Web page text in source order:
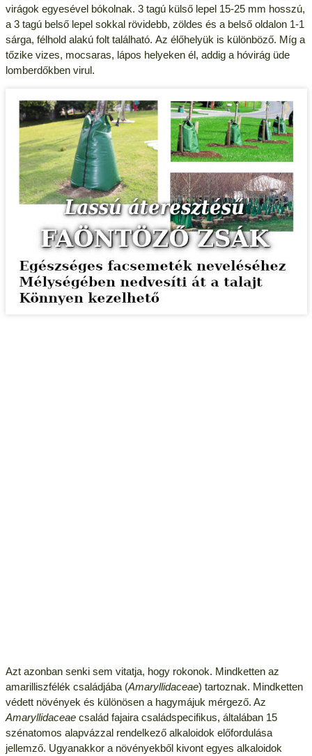
virágok egyesével bókolnak. 3 tagú külső lepel 15-25 mm hosszú,
a 3 tagú belső lepel sokkal rövidebb, zöldes és a belső oldalon 1-1
sárga, félhold alakú folt található. Az élőhelyük is különböző. Míg a
tőzike vizes, mocsaras, lápos helyeken él, addig a hóvirág üde
lomberdőkben virul.
Azt azonban senki sem vitatja, hogy rokonok. Mindketten az
amarilliszfélék családjába (Amaryllidaceae) tartoznak. Mindketten
védett növények és különösen a hagymájuk mérgező. Az
Amaryllidaceaecsalád fajaira családspecifikus, általában 15
szénatomos alapvázzal rendelkező alkaloidok előfordulása
jellemző. Ugyanakkor a növényekből kivont egyes alkaloidok